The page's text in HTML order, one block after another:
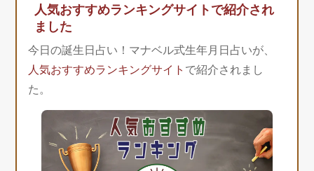
人気おすすめランキングサイトで紹介され
ました
今日の誕生日占い！マナベル式生年月日占いが、
人気おすすめランキングサイト で紹介されまし
た。